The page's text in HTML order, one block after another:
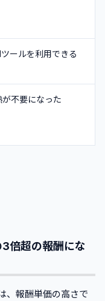
ールを利用できる
不要になった
倍超の報酬にな
、報酬単価の高さで